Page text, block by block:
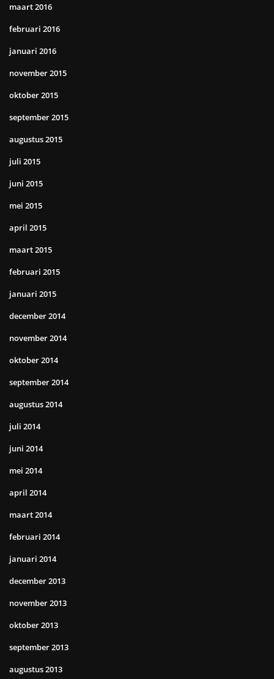
maart 2016
februari 2016
januari 2016
november 2015
oktober 2015
september 2015
augustus 2015
juli 2015
juni 2015
mei 2015
april 2015
maart 2015
februari 2015
januari 2015
december 2014
november 2014
oktober 2014
september 2014
augustus 2014
juli 2014
juni 2014
mei 2014
april 2014
maart 2014
februari 2014
januari 2014
december 2013
november 2013
oktober 2013
september 2013
augustus 2013